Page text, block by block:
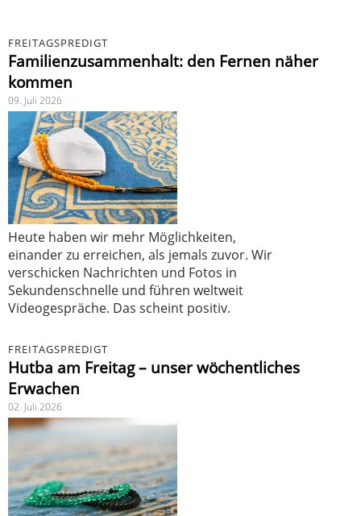
FREITAGSPREDIGT
Familienzusammenhalt: den Fernen näher
kommen
09. Juli 2026
Heute haben wir mehr Möglichkeiten,
einander zu erreichen, als jemals zuvor. Wir
verschicken Nachrichten und Fotos in
Sekundenschnelle und führen weltweit
Videogespräche. Das scheint positiv.
FREITAGSPREDIGT
Hutba am Freitag – unser wöchentliches
Erwachen
02. Juli 2026